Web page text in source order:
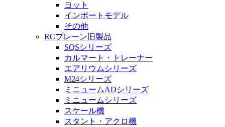
ヨット
インポートモデル
その他
RCプレーン旧製品
SQSシリーズ
カルマート・トレーナー
エアリウムシリーズ
M24シリーズ
ミニュームADシリーズ
ミニュームシリーズ
スケール機
スタント・アクロ機